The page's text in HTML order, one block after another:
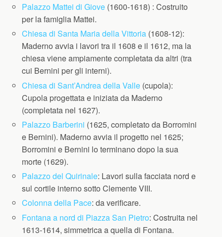
Palazzo Mattei di Giove (1600-1618) : Costruito
per la famiglia Mattei.
Chiesa di Santa Maria della Vittoria (1608-12):
Maderno avvia i lavori tra il 1608 e il 1612, ma la
chiesa viene ampiamente completata da altri (tra
cui Bernini per gli interni).
Chiesa di Sant’Andrea della Valle (cupola):
Cupola progettata e iniziata da Maderno
(completata nel 1627).
Palazzo Barberini (1625, completato da Borromini
e Bernini). Maderno avvia il progetto nel 1625;
Borromini e Bernini lo terminano dopo la sua
morte (1629).
Palazzo del Quirinale: Lavori sulla facciata nord e
sul cortile interno sotto Clemente VIII.
Colonna della Pace: da verificare.
Fontana a nord di Piazza San Pietro: Costruita nel
1613-1614, simmetrica a quella di Fontana.